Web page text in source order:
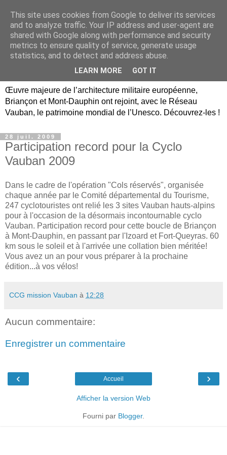
Briançon, Mont-Dauphin,
Vauban Unesco Hautes-
Œuvre majeure de l’architecture militaire européenne,
Briançon et Mont-Dauphin ont rejoint, avec le Réseau
Vauban, le patrimoine mondial de l’Unesco. Découvrez-les !
28 juil. 2009
Participation record pour la Cyclo
Vauban 2009
Dans le cadre de l'opération "Cols réservés", organisée
chaque année par le Comité départemental du Tourisme,
247 cyclotouristes ont relié les 3 sites Vauban hauts-alpins
pour à l'occasion de la désormais incontournable cyclo
Vauban. Participation record pour cette boucle de Briançon
à Mont-Dauphin, en passant par l'Izoard et Fort-Queyras. 60
km sous le soleil et à l'arrivée une collation bien méritée!
Vous avez un an pour vous préparer à la prochaine
édition...à vos vélos!
CCG mission Vauban à 12:28
Aucun commentaire:
Enregistrer un commentaire
‹ ›
Accueil
Afficher la version Web
Fourni par Blogger.
This site uses cookies from Google to deliver its services
and to analyze traffic. Your IP address and user-agent are
shared with Google along with performance and security
metrics to ensure quality of service, generate usage
statistics, and to detect and address abuse.
LEARN MORE GOT IT